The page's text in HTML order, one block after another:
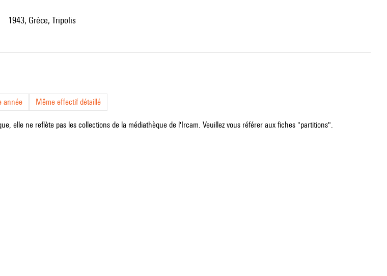
1943, Grèce, Tripolis
année Même effectif détaillé
elle ne reflète pas les collections de la médiathèque de l'Ircam. Veuillez vous référer aux fiches "partitions".